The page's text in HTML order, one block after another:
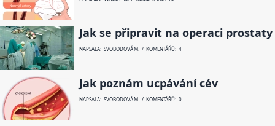
Jak se připravit na operaci prostaty
NAPSALA: SVOBODOVÁ M. / KOMENTÁŘŮ: 4
Jak poznám ucpávání cév
NAPSALA: SVOBODOVÁ M. / KOMENTÁŘŮ: 0